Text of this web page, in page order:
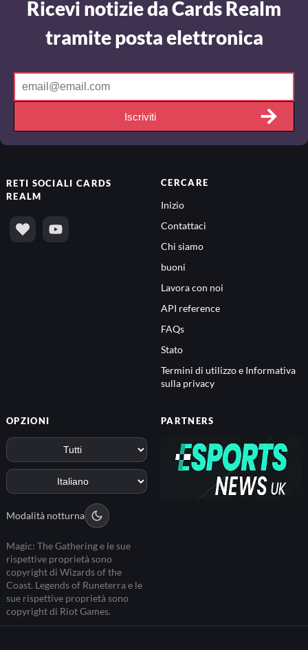
Ricevi notizie da Cards Realm
tramite posta elettronica
Iscriviti
RETI SOCIALICARDS
REALM
CERCARE
Inizio
Contattaci
Chi siamo
buoni
Lavora con noi
API reference
FAQs
Stato
Termini di utilizzo e Informativa
sulla privacy
OPZIONI
Modalità notturna
Magic: The Gathering e le sue
rispettive proprietà sono
copyright di Wizards of the
Coast. Legends of Runeterra e le
sue rispettive proprietà sono
copyright di Riot Games.
PARTNERS